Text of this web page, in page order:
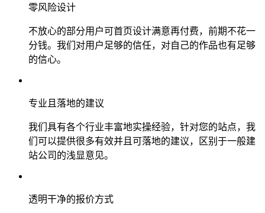
零风险设计
不放心的部分用户可首页设计满意再付费，前期不花一
分钱。我们对用户足够的信任，对自己的作品也有足够
的信心。
专业且落地的建议
我们具有各个行业丰富地实操经验，针对您的站点，我
们可以提供很多有效并且可落地的建议，区别于一般建
站公司的浅显意见。
透明干净的报价方式